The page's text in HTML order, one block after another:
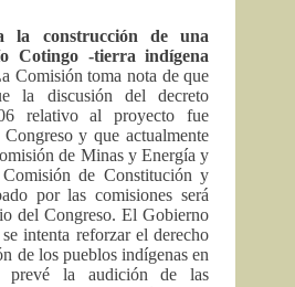
la construcción de una
Cotingo -tierra indígena
Comisión toma nota de que
la discusión del decreto
relativo al proyecto fue
y que actualmente
de Minas y Energía y
de Constitución y
por las comisiones será
del Congreso. El Gobierno
intenta reforzar el derecho
de los pueblos indígenas en
prevé la audición de las